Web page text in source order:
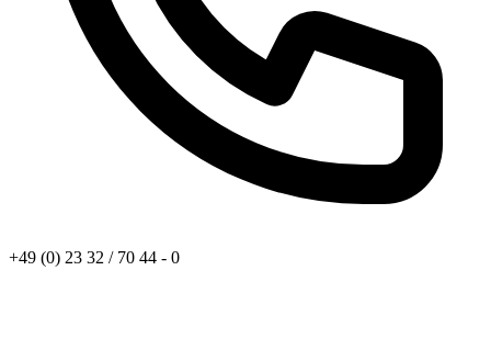
+49 (0) 23 32 / 70 44 - 0